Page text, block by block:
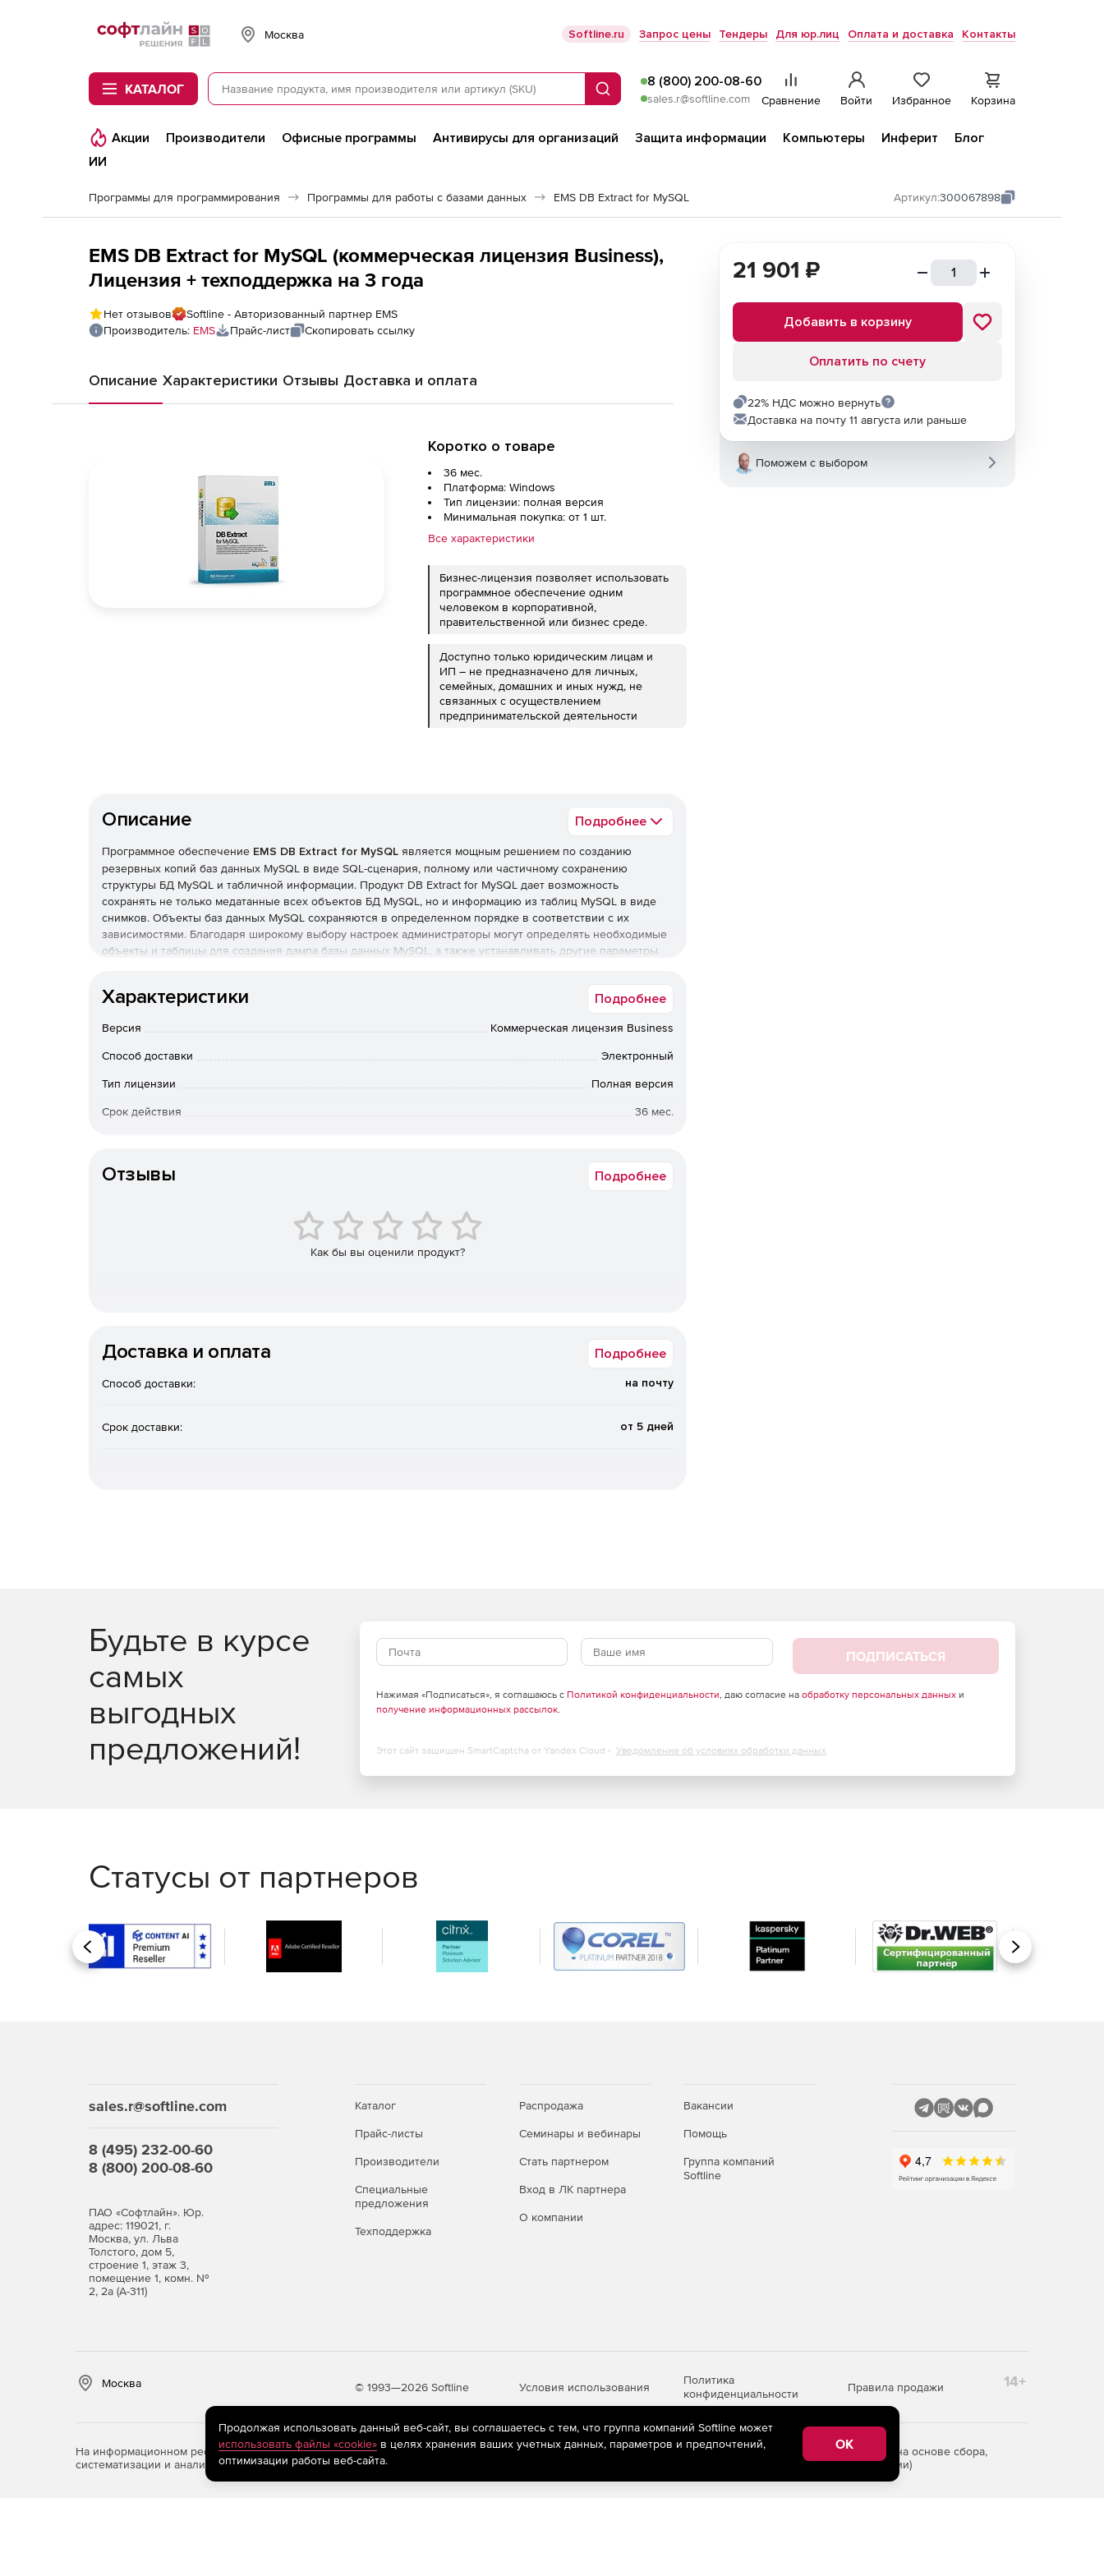
Softline
Москва Softline.ru Запрос цены Тендеры Для юр.лиц Оплата и доставка Контакты
КАТАЛОГ Поиск
8 (800) 200-08-60
sales.r@softline.com Сравнение Войти Избранное Корзина
Акции Производители Офисные программы Антивирусы для организаций Защита информации Компьютеры Инферит
Блог
ИИ
Программы для программирования Программы для работы с базами данных EMS DB Extract for MySQL Артикул:300067898
EMS DB Extract for MySQL (коммерческая лицензия Business),
Лицензия + техподдержка на 3 года
Нет отзывов
Softline - Авторизованный партнер EMS
Производитель: EMS Прайс-лист Скопировать ссылку
Описание Характеристики Отзывы Доставка и оплата
Коротко о товаре
36 мес.
Платформа: Windows
Тип лицензии: полная версия
Минимальная покупка: от 1 шт.
Все характеристики
Бизнес-лицензия позволяет использовать
программное обеспечение одним
человеком в корпоративной,
правительственной или бизнес среде.
Доступно только юридическим лицам и
ИП – не предназначено для личных,
семейных, домашних и иных нужд, не
связанных с осуществлением
предпринимательской деятельности
Описание Подробнее
Программное обеспечение EMS DB Extract for MySQL является мощным решением по созданию
резервных копий баз данных MySQL в виде SQL-сценария, полному или частичному сохранению
структуры БД MySQL и табличной информации. Продукт DB Extract for MySQL дает возможность
сохранять не только медатанные всех объектов БД MySQL, но и информацию из таблиц MySQL в виде
снимков. Объекты баз данных MySQL сохраняются в определенном порядке в соответствии с их
зависимостями. Благодаря широкому выбору настроек администраторы могут определять необходимые
объекты и таблицы для создания дампа базы данных MySQL, а также устанавливать другие параметры.
Поддержка стандарта кодировки Unicode.
Работа в интуитивно понятном интерфейсе мастера настройки.
Извлечение данных в SQL-сценарии в качестве команд Insert.
конфигурации.
Характеристики Подробнее
Версия Коммерческая лицензия Business
Способ доставки Электронный
Тип лицензии Полная версия
Срок действия 36 мес.
Отзывы Подробнее
Как бы вы оценили продукт?
Доставка и оплата Подробнее
Способ доставки: на почту
Срок доставки: от 5 дней
21 901 ₽
Добавить в корзину
Оплатить по счету
22% НДС можно вернуть
Доставка на почту 11 августа или раньше
Поможем с выбором
Будьте в курсе
самых
выгодных
предложений!
ПОДПИСАТЬСЯ
Нажимая «Подписаться», я соглашаюсь с Политикой конфиденциальности, даю согласие на обработку персональных данныхи
получение информационных рассылок.
Этот сайт защищен SmartCaptcha от Yandex Cloud - Уведомление об условиях обработки данных
Статусы от партнеров
Назад Вперед
sales.r@softline.com
8 (495) 232-00-60
8 (800) 200-08-60
ПАО «Софтлайн». Юр.
адрес: 119021, г.
Москва, ул. Льва
Толстого, дом 5,
строение 1, этаж 3,
помещение 1, комн. №
2, 2а (А-311)
Каталог
Прайс-листы
Производители
Специальные
предложения
Техподдержка
Распродажа
Семинары и вебинары
Стать партнером
Вход в ЛК партнера
О компании
Вакансии
Помощь
Группа компаний
Softline
Москва © 1993—2026 Softline Условия использования
Политика
конфиденциальности
Правила продажи 14+
На информационном ресурсе store.softline.ru применяютсярекомендательные технологии (информационные технологии предоставления информации на основе сбора,
систематизации и анализа сведений, относящихся к предпочтениям пользователей сети «Интернет», находящихся на территории Российской Федерации)
Продолжая использовать данный веб-сайт, вы соглашаетесь с тем, что группа компаний Softline может
использовать файлы «cookie»в целях хранения ваших учетных данных, параметров и предпочтений,
оптимизации работы веб-сайта.
OK